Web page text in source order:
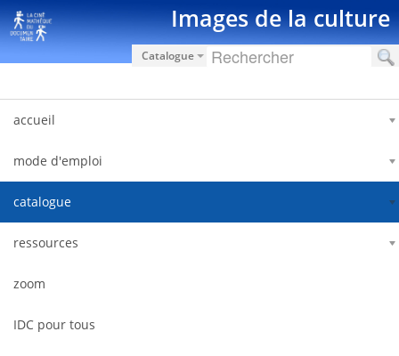
Ugrás a tartalomhoz Images de la culture
Catalogue
accueil
mode d'emploi
catalogue
ressources
zoom
IDC pour tous